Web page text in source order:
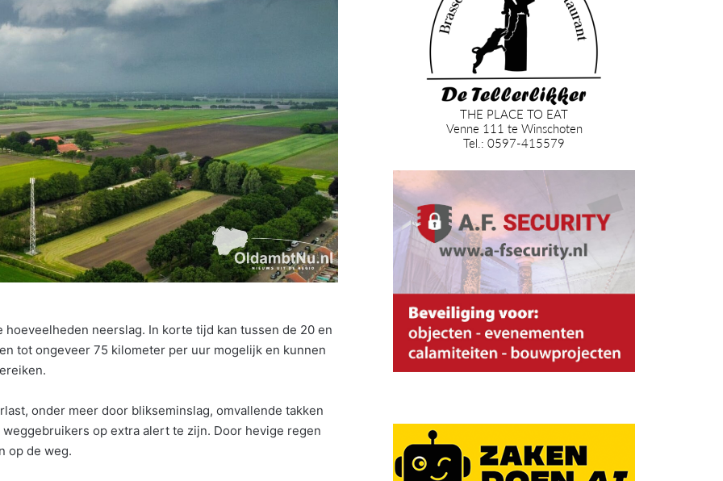
neerslag. In korte tijd kan tussen de 20 en
tot ongeveer 75 kilometer per uur mogelijk en kunnen
onder meer door blikseminslag, omvallende takken
op extra alert te zijn. Door hevige regen
op de weg.